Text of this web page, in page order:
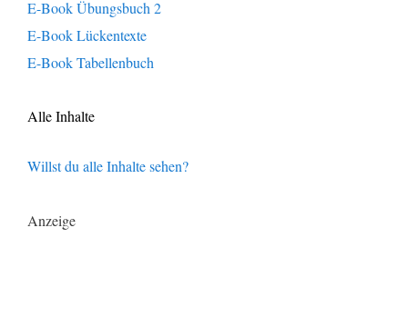
E-Book Übungsbuch 2
E-Book Lückentexte
E-Book Tabellenbuch
Alle Inhalte
Willst du alle Inhalte sehen?
Anzeige